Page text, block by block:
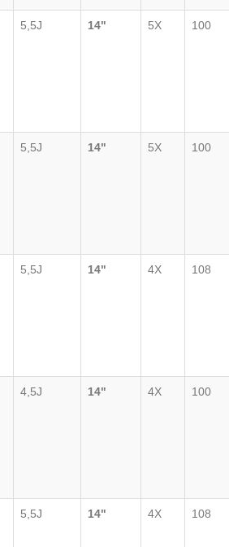
5,5J 14" 5X 100
5,5J 14" 5X 100
5,5J 14" 4X 108
4,5J 14" 4X 100
5,5J 14" 4X 108